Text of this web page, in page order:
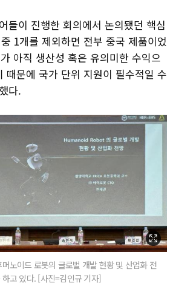
들이 진행한 회의에서 논의됐던 핵심
1개를 제외하면 전부 중국 제품이었
아직 생산성 혹은 유의미한 수익으
때문에 국가 단위 지원이 필수적일 수
다.
노이드 로봇의 글로벌 개발 현황 및 산업화 전
고 있다. [사진=김인규 기자]